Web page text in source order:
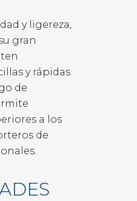
y ligereza,
gran
y rápidas
de
a los
de